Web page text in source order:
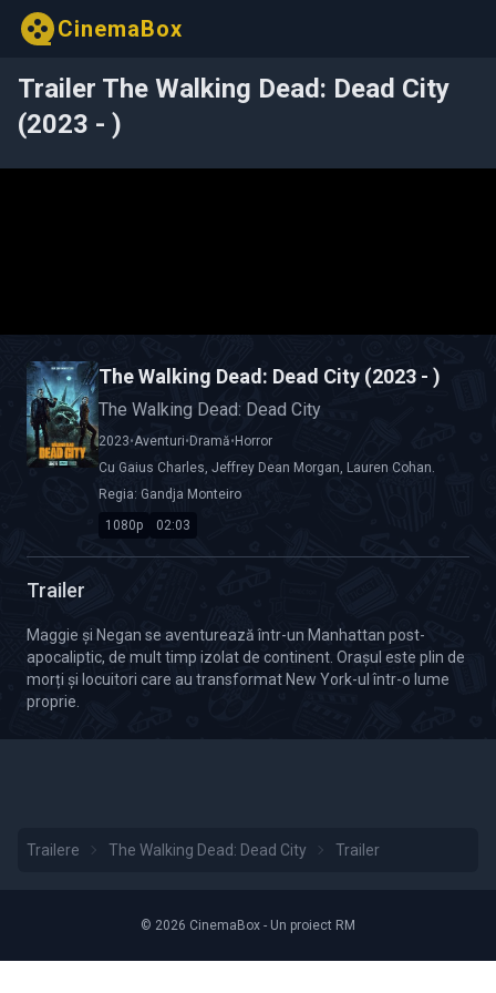
CinemaBox
Trailer The Walking Dead: Dead City
(2023 - )
The Walking Dead: Dead City (2023 - )
The Walking Dead: Dead City
2023•Aventuri• Dramă• Horror
Cu Gaius Charles, Jeffrey Dean Morgan, Lauren Cohan.
Regia: Gandja Monteiro
1080p
Calitate Video: HD 1080p
02:03
Durată: 02:03
Trailer
Maggie și Negan se aventurează într-un Manhattan post-
apocaliptic, de mult timp izolat de continent. Orașul este plin de
morți și locuitori care au transformat New York-ul într-o lume
proprie.
Trailere The Walking Dead: Dead City Trailer
© 2026 CinemaBox - Un proiect RM